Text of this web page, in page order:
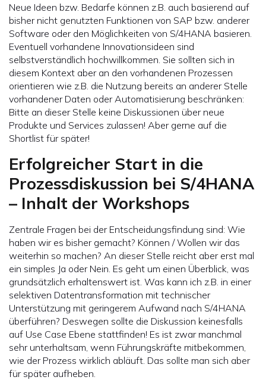
Neue Ideen bzw. Bedarfe können z.B. auch basierend auf
bisher nicht genutzten Funktionen von SAP bzw. anderer
Software oder den Möglichkeiten von S/4HANA basieren.
Eventuell vorhandene Innovationsideen sind
selbstverständlich hochwillkommen. Sie sollten sich in
diesem Kontext aber an den vorhandenen Prozessen
orientieren wie z.B. die Nutzung bereits an anderer Stelle
vorhandener Daten oder Automatisierung beschränken:
Bitte an dieser Stelle keine Diskussionen über neue
Produkte und Services zulassen! Aber gerne auf die
Shortlist für später!
Erfolgreicher Start in die
Prozessdiskussion bei S/4HANA
– Inhalt der Workshops
Zentrale Fragen bei der Entscheidungsfindung sind: Wie
haben wir es bisher gemacht? Können / Wollen wir das
weiterhin so machen? An dieser Stelle reicht aber erst mal
ein simples Ja oder Nein. Es geht um einen Überblick, was
grundsätzlich erhaltenswert ist. Was kann ich z.B. in einer
selektiven Datentransformation mit technischer
Unterstützung mit geringerem Aufwand nach S/4HANA
überführen? Deswegen sollte die Diskussion keinesfalls
auf Use Case Ebene stattfinden! Es ist zwar manchmal
sehr unterhaltsam, wenn Führungskräfte mitbekommen,
wie der Prozess wirklich abläuft. Das sollte man sich aber
für später aufheben.